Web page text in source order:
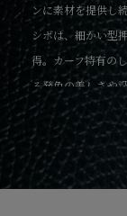
ンに素材を提供し
シボは、細かい型
得。カーフ特有の
る発色の美しさや
トップブランドに